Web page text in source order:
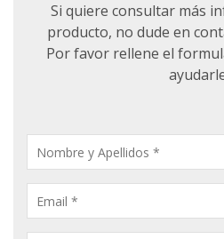
Si quiere consultar más
producto, no dude en
Por favor rellene el
CONSULTA
PRODUCTOS